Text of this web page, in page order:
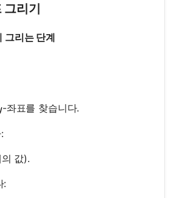
그리기
그리는 단계
-좌표를 찾습니다.
값).
: